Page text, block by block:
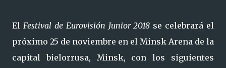
El Festival de Eurovisión Junior 2018 se celebrará el
próximo 25 de noviembre en el Minsk Arena de la
capital bielorrusa, Minsk, con los siguientes